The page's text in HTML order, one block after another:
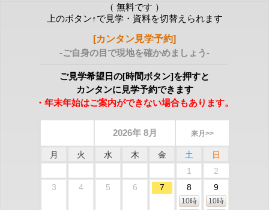
（ 無料です ）
上のボタン↑で見学・資料を切替えられます
[カンタン見学予約]
-ご自身の目で現地を確かめましょう-
ご見学希望日の[時間ボタン]を押すと
カンタンに見学予約できます
・年末年始はご案内ができない場合もあります。
2026年 8月 来月>>
月 火 水 木 金 土
日
1
2
3
4 5 6 7 8
10時
9
10時